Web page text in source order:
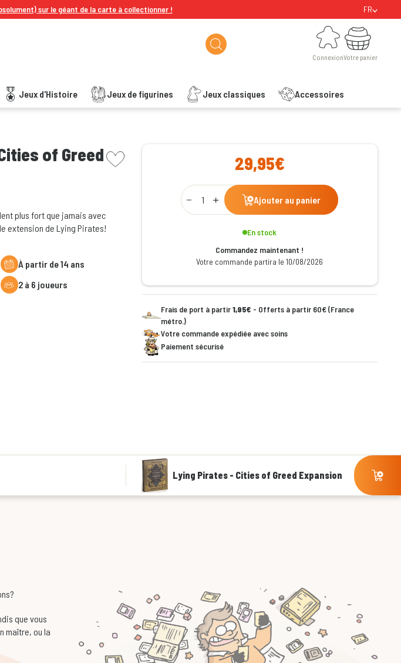
sur le géant de la carte à collectionner ! FR
Connexion
Connexion
Jeux d'Histoire Jeux de figurines Jeux classiques Accessoires
Votre panier
Votre panier
of Greedpicto wishlist
plus fort que jamais avec
extension de Lying Pirates!
à partir de 14 ans
2 à 6 joueurs
29,95€
Qty
Ajouter au panier
En stock
Commandez maintenant !
Votre commande partira le 10/08/2026
Frais de port à partir1,95€ - Offerts à partir 60€ (France
métro.)
Votre commande expédiée avec soins
Paiement sécurisé
Lying Pirates - Cities of Greed Expansion
que vous
maître, ou la